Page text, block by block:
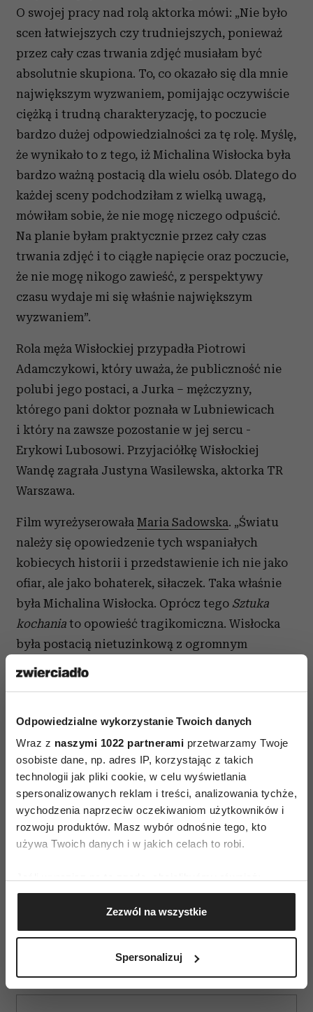
Odpowiedzialne wykorzystanie Twoich danych
Wraz z naszymi 1022 partnerami przetwarzamy Twoje
osobiste dane, np. adres IP, korzystając z takich
technologii jak pliki cookie, w celu wyświetlania
spersonalizowanych reklam i treści, analizowania tychże,
wychodzenia naprzeciw oczekiwaniom użytkowników i
rozwoju produktów. Masz wybór odnośnie tego, kto
używa Twoich danych i w jakich celach to robi.
Gromadzić dane dotyczące Twojej lokalizacji
geograficznej z dokładnością nawet do kilku metrów
Identyfikować Twoje urządzenie, aktywnie
(fingerprinting, czyli wirtualny odcisk palca)
Zezwól na wszystkie
Spersonalizuj
O swojej pracy nad rolą aktorka mówi: „Nie było
scen łatwiejszych czy trudniejszych, ponieważ
przez cały czas trwania zdjęć musiałam być
absolutnie skupiona. To, co okazało się dla mnie
największym wyzwaniem, pomijając oczywiście
ciężką i trudną charakteryzację, to poczucie
bardzo dużej odpowiedzialności za tę rolę. Myślę,
że wynikało to z tego, iż Michalina Wisłocka była
bardzo ważną postacią dla wielu osób. Dlatego do
każdej sceny podchodziłam z wielką uwagą,
mówiłam sobie, że nie mogę niczego odpuścić.
Na planie byłam praktycznie przez cały czas
trwania zdjęć i to ciągłe napięcie oraz poczucie,
że nie mogę nikogo zawieść, z perspektywy
czasu wydaje mi się właśnie największym
wyzwaniem”.
Rola męża Wisłockiej przypadła Piotrowi
Adamczykowi, który uważa, że publiczność nie
polubi jego postaci, a Jurka – mężczyzny,
którego pani doktor poznała w Lubniewicach
i który na zawsze pozostanie w jej sercu -
Erykowi Lubosowi. Przyjaciółkę Wisłockiej
Wandę zagrała Justyna Wasilewska, aktorka TR
Warszawa.
Film wyreżyserowała Maria Sadowska. „Światu
należy się opowiedzenie tych wspaniałych
kobiecych historii i przedstawienie ich nie jako
ofiar, ale jako bohaterek, siłaczek. Taka właśnie
była Michalina Wisłocka. Oprócz tego Sztuka
kochania to opowieść tragikomiczna. Wisłocka
była postacią nietuzinkową z ogromnym
poczuciem humoru, dlatego na ekranie
Izdebski wspomina, że lekarka była na zewnątrz
dosyć zasadnicza: „Można powiedzieć, że
trzymała ludzi na dystans czy wytwarzała
dystans, ale była też bardzo, ale to bardzo oddana
w przyjaźni. Mam wrażenie, że Michalina nie
wchodziła zbyt często w relacje przyjacielskie,
ale jeżeli już się z kimś zaprzyjaźniła, to była
na podst.mat.pras. NEXT FILM